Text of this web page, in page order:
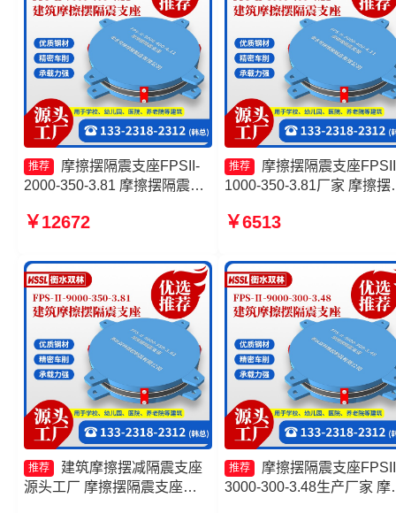
推荐
摩擦摆隔震支座FPSII-
2000-350-3.81 摩擦摆隔震支
工厂 FPS摩擦摆支座厂家 摩
厂
￥12672
推荐
摩擦摆隔震支座
1000-350-3.81厂家 摩擦摆
震支座价格 摩擦摆隔震支
￥6513
推荐
建筑摩擦摆减隔震支座
源头工厂 摩擦摆隔震支座
推荐
摩擦摆隔震支座
3000-300-3.48生产厂家 摩